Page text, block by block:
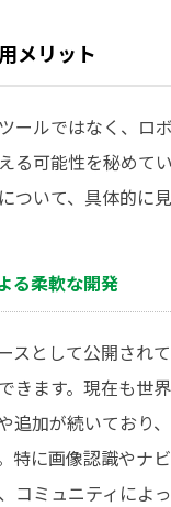
メリット
ールではなく、ロ
る可能性を秘めて
ついて、具体的に
る柔軟な開発
スとして公開され
きます。現在も世
追加が続いており
特に画像認識やナ
コミュニティによ